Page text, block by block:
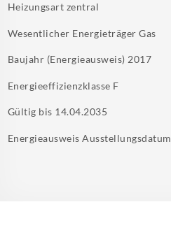
Heizungsart zentral
Wesentlicher EnergieträgerGas
Baujahr (Energieausweis) 2017
Energieeffizienzklasse F
Gültig bis 14.04.2035
Energieausweis Ausstellungsdatum